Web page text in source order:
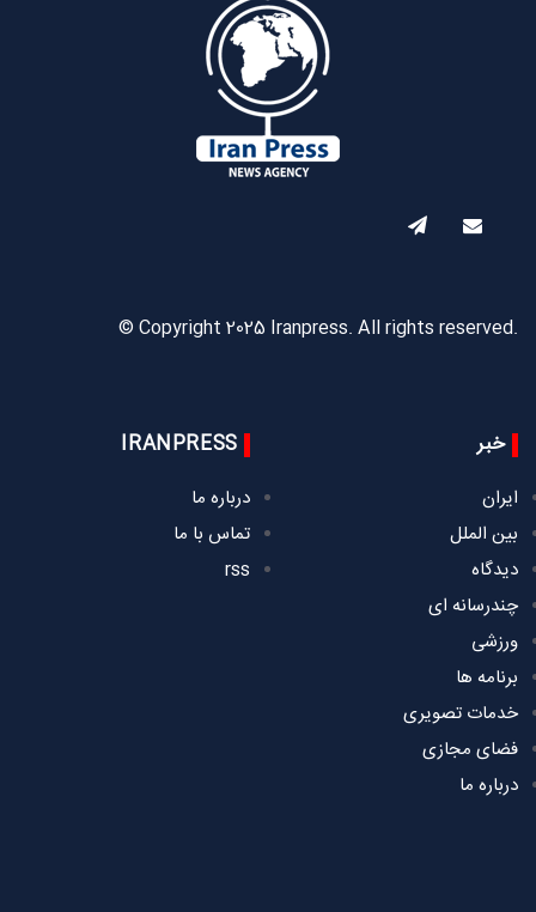
© Copyright 2025 Iranpress. All rights reserved.
خبر
ایران
بین الملل
دیدگاه
چندرسانه ای
ورزشی
برنامه ها
خدمات تصویری
فضای مجازی
درباره ما
IRANPRESS
درباره ما
تماس با ما
rss